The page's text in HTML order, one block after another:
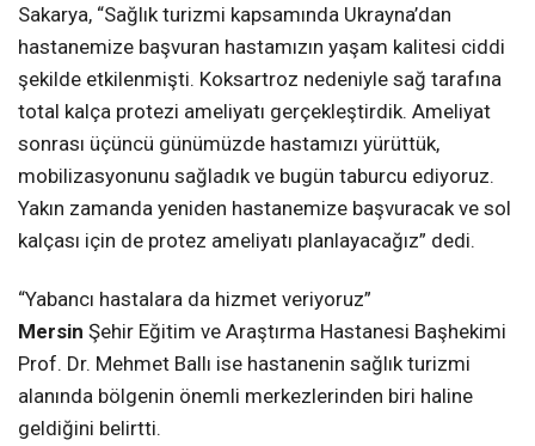
Sakarya, “Sağlık turizmi kapsamında Ukrayna’dan
hastanemize başvuran hastamızın yaşam kalitesi ciddi
şekilde etkilenmişti. Koksartroz nedeniyle sağ tarafına
total kalça protezi ameliyatı gerçekleştirdik. Ameliyat
sonrası üçüncü günümüzde hastamızı yürüttük,
mobilizasyonunu sağladık ve bugün taburcu ediyoruz.
Yakın zamanda yeniden hastanemize başvuracak ve sol
kalçası için de protez ameliyatı planlayacağız” dedi.
“Yabancı hastalara da hizmet veriyoruz”
Mersin Şehir Eğitim ve Araştırma Hastanesi Başhekimi
Prof. Dr. Mehmet Ballı ise hastanenin sağlık turizmi
alanında bölgenin önemli merkezlerinden biri haline
geldiğini belirtti.